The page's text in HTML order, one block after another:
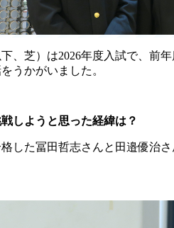
、芝）は2026年度入試で、前
うかがいました。
しようと思った経緯は？
した冨田哲志さんと田邉優治